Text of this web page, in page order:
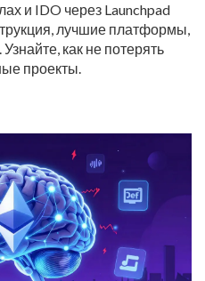
и IDO через Launchpad
лучшие платформы,
как не потерять
проекты.